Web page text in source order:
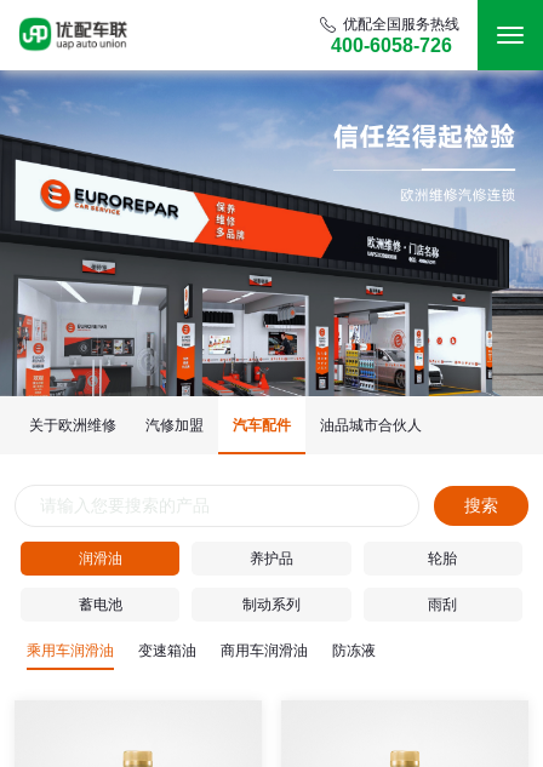
优配全国服务热线
400-6058-726
关于欧洲维修 汽修加盟 汽车配件 油品城市合伙人
搜索
润滑油 养护品 轮胎
蓄电池 制动系列 雨刮
乘用车润滑油 变速箱油 商用车润滑油 防冻液